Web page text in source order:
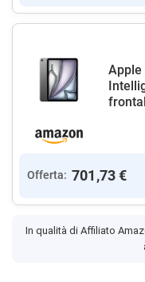
Apple
Offerta: 701,73 €
In qualità di Affiliato